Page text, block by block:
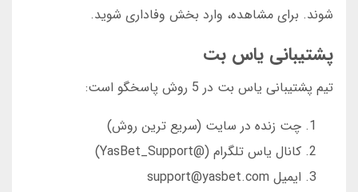
شوند. برای مشاهده، وارد بخش وفاداری شوید.
پشتیبانی یاس بت
تیم پشتیبانی یاس بت در 5 روش پاسخگو است:
چت زنده در سایت (سریع ترین روش)
کانال یاس تلگرام (@YasBet_Support)
ایمیل support@yasbet.com